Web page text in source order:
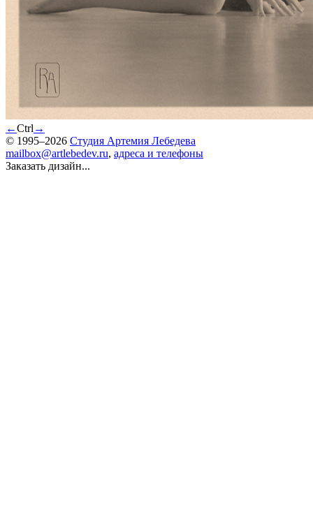
←Ctrl →
© 1995–2026 Студия Артемия Лебедева
mailbox@artlebedev.ru, адреса и телефоны
Заказать дизайн...